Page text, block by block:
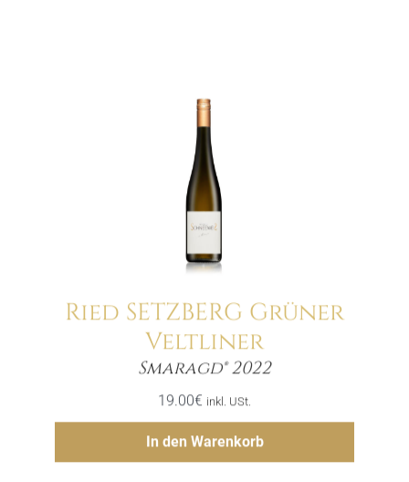
Ried SETZBERG Grüner
Veltliner
Smaragd® 2022
19.00€ inkl. USt.
In den Warenkorb
Menge
Hinzufügen